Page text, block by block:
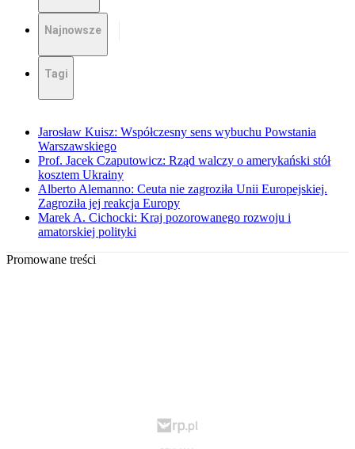
Najnowsze
Tagi
Jarosław Kuisz: Współczesny sens wybuchu Powstania
Warszawskiego
Prof. Jacek Czaputowicz: Rząd walczy o amerykański stół
kosztem Ukrainy
Alberto Alemanno: Ceuta nie zagroziła Unii Europejskiej.
Zagroziła jej reakcja Europy
Marek A. Cichocki: Kraj pozorowanego rozwoju i
amatorskiej polityki
Promowane treści